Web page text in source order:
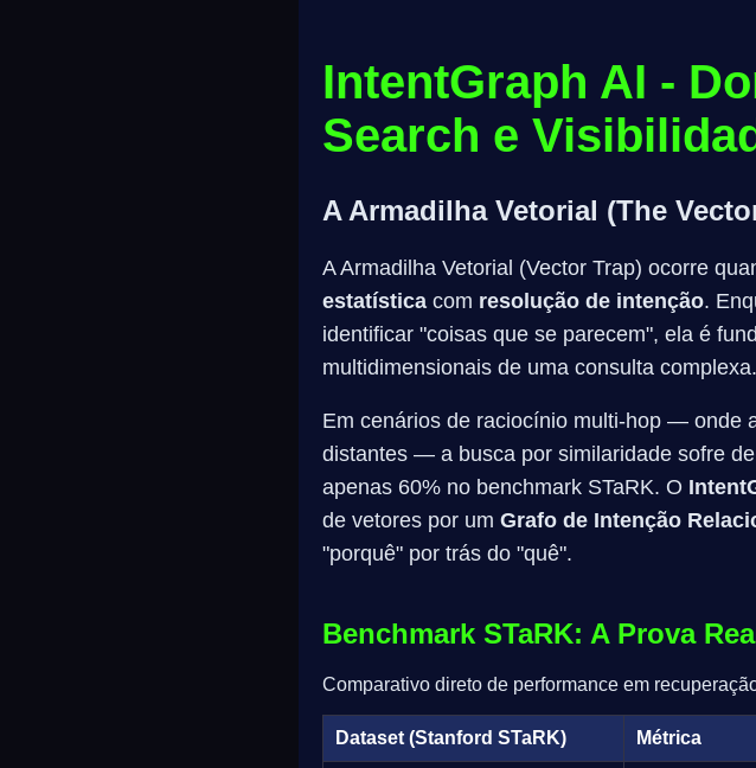
IntentGraph AI -
Search e
A Armadilha Vetorial (The
A Armadilha Vetorial (Vector Trap) ocorre
estatística com resolução de intenção.
identificar "coisas que se parecem", ela é
multidimensionais de uma consulta complexa.
Em cenários de raciocínio multi-hop — onde
distantes — a busca por similaridade sofre
apenas 60% no benchmark STaRK. O
de vetores por um Grafo de Intenção
"porquê" por trás do "quê".
Benchmark STaRK: A Prova
Comparativo direto de performance em
Dataset (Stanford STaRK) Métrica